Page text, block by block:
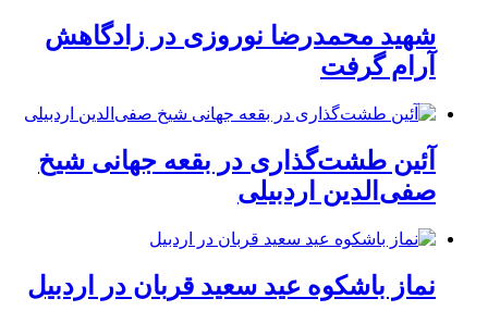
شهید محمدرضا نوروزی در زادگاهش
آرام گرفت
آئین طشت‌گذاری در بقعه جهانی شیخ
صفی‌الدین اردبیلی
نماز باشکوه عید سعید قربان در اردبیل